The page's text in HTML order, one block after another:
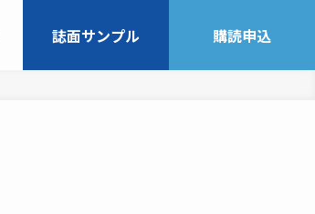
誌面サンプル 購読申込